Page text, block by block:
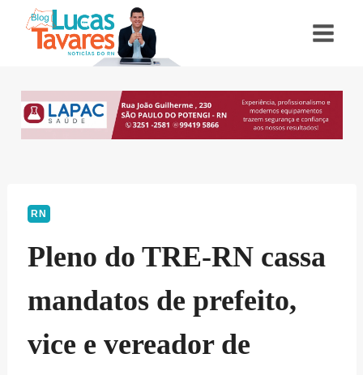
RN
Pleno do TRE-RN cassa
mandatos de prefeito,
vice e vereador de